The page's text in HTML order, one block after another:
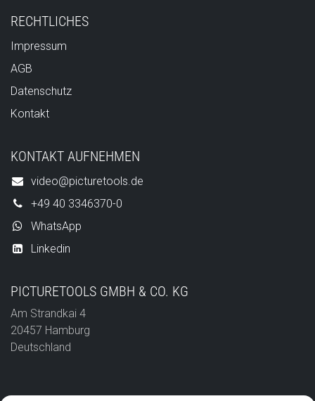
RECHTLICHES
Impressum
AGB
Datenschutz
Kontakt
KONTAKT AUFNEHMEN
video@picturetools.de
+49 40 3346370-0
WhatsApp
Linkedin
PICTURETOOLS GMBH & CO. KG
Am Strandkai 4
20457 Hamburg
Deutschland